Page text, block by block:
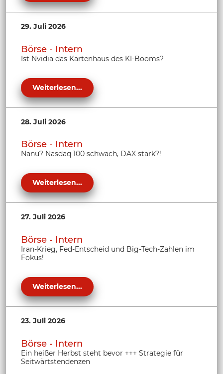
29. Juli 2026
Börse - Intern
Ist Nvidia das Kartenhaus des KI-Booms?
Weiterlesen...
28. Juli 2026
Börse - Intern
Nanu? Nasdaq 100 schwach, DAX stark?!
Weiterlesen...
27. Juli 2026
Börse - Intern
Iran-Krieg, Fed-Entscheid und Big-Tech-Zahlen im
Fokus!
Weiterlesen...
23. Juli 2026
Börse - Intern
Ein heißer Herbst steht bevor +++ Strategie für
Seitwärtstendenzen